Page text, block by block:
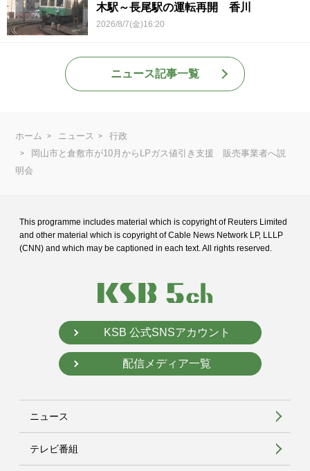
木駅～長尾駅の運転再開 香川
2026/8/7(金)16:20
ニュース記事一覧
ホーム ニュース
行政
岡山市と倉敷市が10月からLPガス値引き支援 販売事業者へ説
明会
This programme includes material which is copyright of Reuters Limited
and other material which is copyright of Cable News Network LP, LLLP
(CNN) and which may be captioned in each text. All rights reserved.
KSB 公式SNSアカウント
配信メディア一覧
ニュース
テレビ番組